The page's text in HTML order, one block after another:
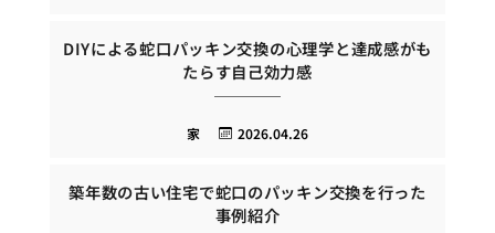
DIYによる蛇口パッキン交換の心理学と達成感がも
たらす自己効力感
2026.04.26
家
築年数の古い住宅で蛇口のパッキン交換を行った
事例紹介